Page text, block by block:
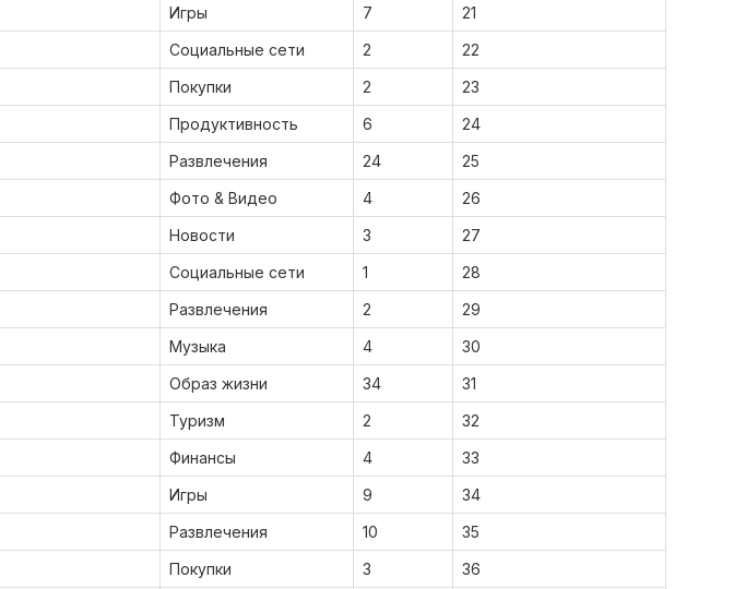
Игры 7
21
Социальные сети 2
22
Покупки 2
23
Продуктивность 6
24
Развлечения 24
25
Фото & Видео 4
26
Новости 3
27
Социальные сети 1
28
Развлечения 2
29
Музыка 4
30
Образ жизни 34
31
Туризм 2
32
Финансы 4
33
Игры 9
34
Развлечения 10
35
Покупки 3
36